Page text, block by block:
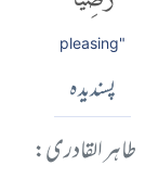
pleasing"
پسندیدہ
طاہر القادری: